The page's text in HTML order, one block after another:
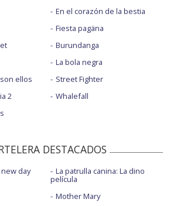
ellos
2
En el corazón de la bestia
Fiesta pagäna
Burundanga
La bola negra
Street Fighter
Whalefall
DESTACADOS
day
La patrulla canina: La dino
película
Mother Mary